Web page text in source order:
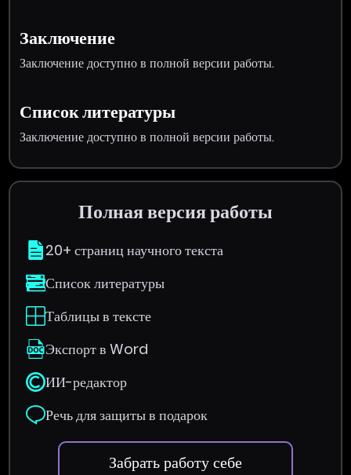
Заключение
Заключение доступно в полной версии работы.
Список литературы
Заключение доступно в полной версии работы.
Полная версия работы
20+ страниц научного текста
Список литературы
Таблицы в тексте
Экспорт в Word
ИИ-редактор
Речь для защиты в подарок
Забрать работу себе